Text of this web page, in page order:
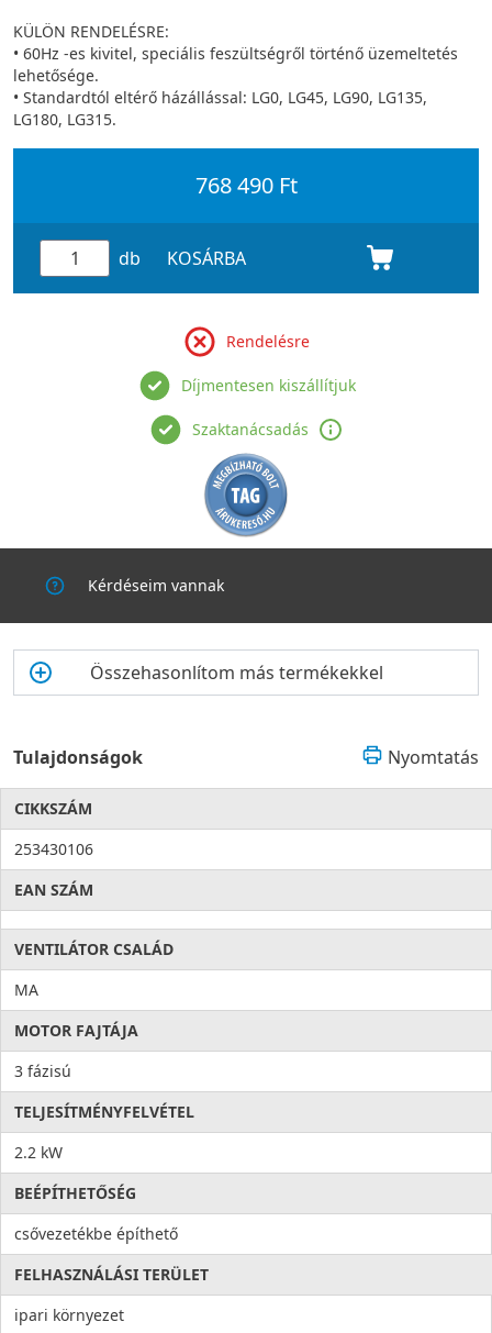
KÜLÖN RENDELÉSRE:
• 60Hz -es kivitel, speciális feszültségről történő üzemeltetés
lehetősége.
• Standardtól eltérő házállással: LG0, LG45, LG90, LG135,
LG180, LG315.
768 490 Ft
db KOSÁRBA
Rendelésre
Díjmentesen kiszállítjuk
Szaktanácsadás
Kérdéseim vannak
Összehasonlítom más termékekkel
Tulajdonságok Nyomtatás
CIKKSZÁM
253430106
EAN SZÁM
VENTILÁTOR CSALÁD
MA
MOTOR FAJTÁJA
3 fázisú
TELJESÍTMÉNYFELVÉTEL
2.2 kW
BEÉPÍTHETŐSÉG
csővezetékbe építhető
FELHASZNÁLÁSI TERÜLET
ipari környezet